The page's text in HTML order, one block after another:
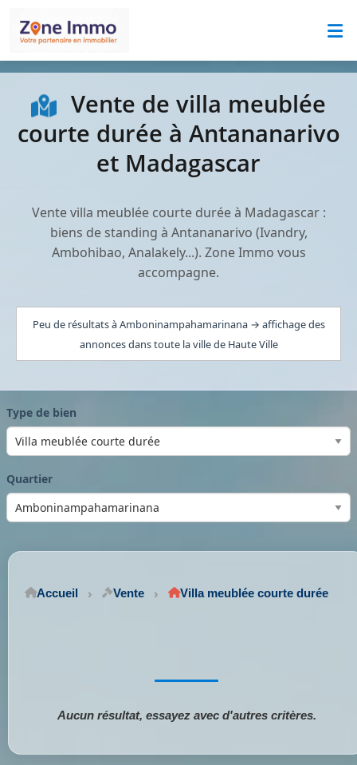
Vente de villa meublée
courte durée à Antananarivo
et Madagascar
Vente villa meublée courte durée à Madagascar :
biens de standing à Antananarivo (Ivandry,
Ambohibao, Analakely...). Zone Immo vous
accompagne.
Peu de résultats à Amboninampahamarinana → affichage des
annonces dans toute la ville de Haute Ville
Type de bien
Quartier
Accueil Vente Villa meublée courte durée
Aucun résultat, essayez avec d'autres critères.